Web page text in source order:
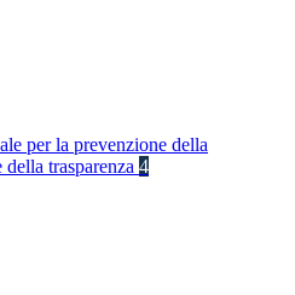
per la prevenzione della
trasparenza 4